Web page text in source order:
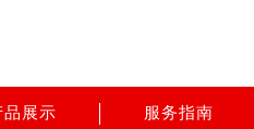
品展示 服务指南